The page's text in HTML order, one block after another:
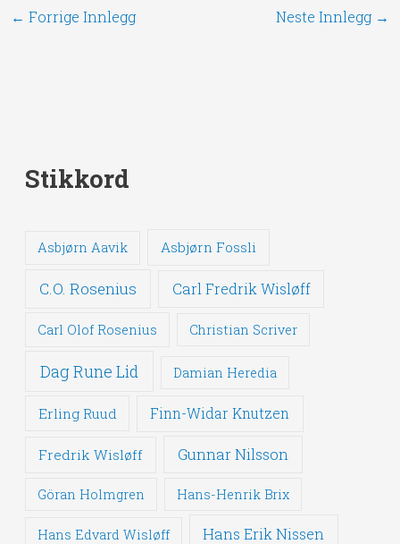
← Forrige Innlegg Neste Innlegg →
Stikkord
Asbjørn Aavik Asbjørn Fossli
C.O. Rosenius Carl Fredrik Wisløff
Carl Olof Rosenius Christian Scriver
Dag Rune Lid Damian Heredia
Erling Ruud Finn-Widar Knutzen
Fredrik Wisløff Gunnar Nilsson
Göran Holmgren Hans-Henrik Brix
Hans Edvard Wisløff Hans Erik Nissen